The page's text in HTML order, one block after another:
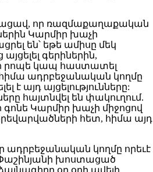
որ ռազմաքաղաքական
Կարմիր խաչի
են՝ եթե ամիսը մեկ
գերիներին,
րոպե կապ հաստատել
ադրբեջանական կողմը
այդ այցելությունները:
հայտնվել են փակուղում.
գոնե Կարմիր խաչի միջոցով
հետ, հիմա այդ
ադրբեջանական կողմը որեւէ
Փաշինյանի խոստացած
օր օրի ավելի